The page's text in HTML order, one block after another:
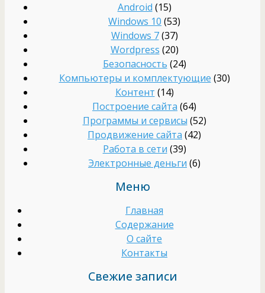
Android (15)
Windows 10 (53)
Windows 7(37)
Wordpress (20)
Безопасность (24)
Компьютеры и комплектующие (30)
Контент (14)
Построение сайта (64)
Программы и сервисы (52)
Продвижение сайта (42)
Работа в сети (39)
Электронные деньги (6)
Меню
Главная
Содержание
О сайте
Контакты
Свежие записи